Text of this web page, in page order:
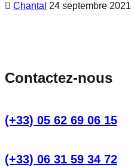
Chantal 24 septembre 2021
Contactez-nous
(+33) 05 62 69 06 15
(+33) 06 31 59 34 72